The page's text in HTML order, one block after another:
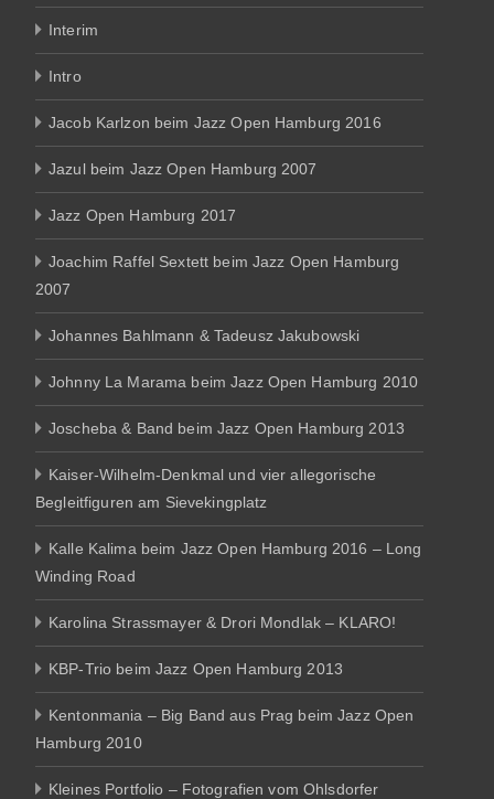
Interim
Intro
Jacob Karlzon beim Jazz Open Hamburg 2016
Jazul beim Jazz Open Hamburg 2007
Jazz Open Hamburg 2017
Joachim Raffel Sextett beim Jazz Open Hamburg
2007
Johannes Bahlmann & Tadeusz Jakubowski
Johnny La Marama beim Jazz Open Hamburg 2010
Joscheba & Band beim Jazz Open Hamburg 2013
Kaiser-Wilhelm-Denkmal und vier allegorische
Begleitfiguren am Sievekingplatz
Kalle Kalima beim Jazz Open Hamburg 2016 – Long
Winding Road
Karolina Strassmayer & Drori Mondlak – KLARO!
KBP-Trio beim Jazz Open Hamburg 2013
Kentonmania – Big Band aus Prag beim Jazz Open
Hamburg 2010
Kleines Portfolio – Fotografien vom Ohlsdorfer